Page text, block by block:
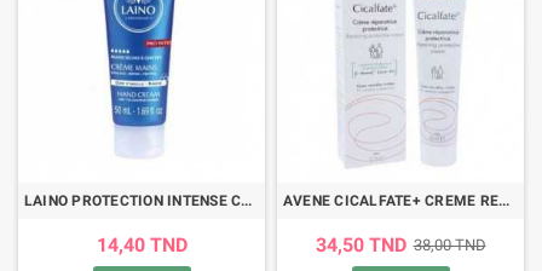
LAINO PROTECTION INTENSE CREME MAINS KARITE 50ML
14,40 TND
AVENE CICALFATE+ CREME REPARATRICE PROTECTRICE 40ML
34,50 TND 38,00 TND